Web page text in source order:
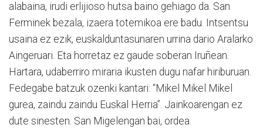
alabaina, irudi erlijioso hutsa baino gehiago da. San
Ferminek bezala, izaera totemikoa ere badu. Intsentsu
usaina ez ezik, euskalduntasunaren urrina dario Aralarko
Aingeruari. Eta horretaz ez gaude soberan Iruñean.
Hartara, udaberriro miraria ikusten dugu nafar hiriburuan.
Fedegabe batzuk ozenki kantari: “Mikel Mikel Mikel
gurea, zaindu zaindu Euskal Herria”. Jainkoarengan ez
dute sinesten. San Migelengan bai, ordea.